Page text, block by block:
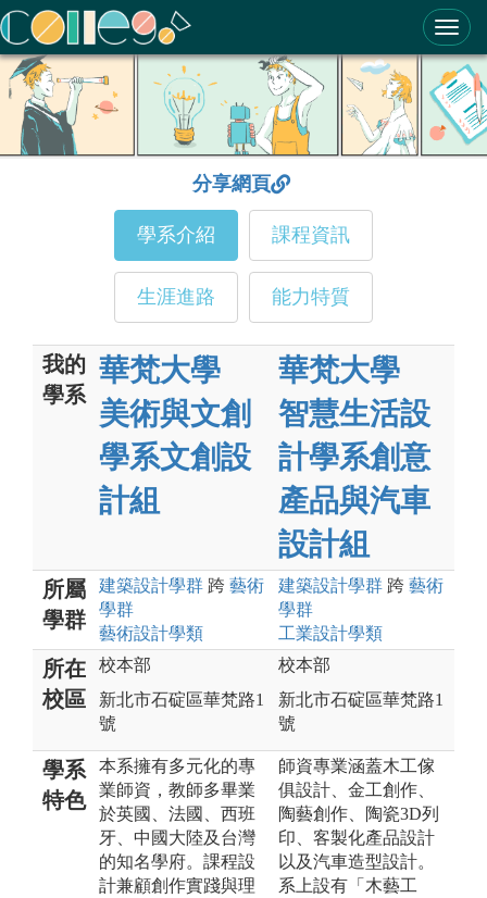
ColleGo! 大學選才與高中育才輔助系統
分享網頁
學系介紹 課程資訊
生涯進路 能力特質
我的
學系
華梵大學
美術與文創
學系文創設
計組
華梵大學
智慧生活設
計學系創意
產品與汽車
設計組
所屬
學群
建築設計學群 跨 藝術
學群
藝術設計學類
建築設計學群 跨 藝術
學群
工業設計學類
所在
校區
校本部
新北市石碇區華梵路1
號
校本部
新北市石碇區華梵路1
號
學系
特色
本系擁有多元化的專
業師資，教師多畢業
於英國、法國、西班
牙、中國大陸及台灣
的知名學府。課程設
計兼顧創作實踐與理
師資專業涵蓋木工傢
俱設計、金工創作、
陶藝創作、陶瓷3D列
印、客製化產品設計
以及汽車造型設計。
系上設有「木藝工